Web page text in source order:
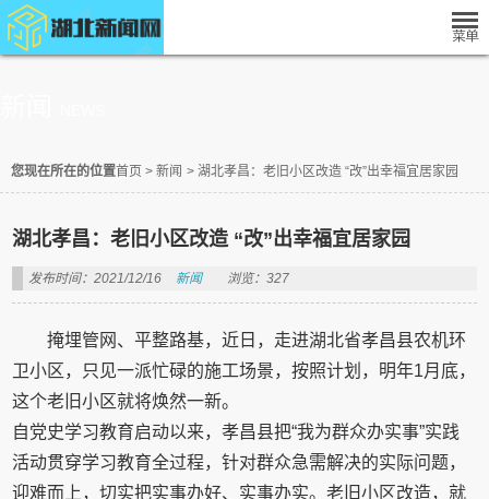
您现在所在的位置首页 > 新闻 > 湖北孝昌：老旧小区改造 “改”出幸福宜居家园
湖北孝昌：老旧小区改造 “改”出幸福宜居家园
发布时间：2021/12/16 新闻 浏览：327
掩埋管网、平整路基，近日，走进湖北省孝昌县农机环
卫小区，只见一派忙碌的施工场景，按照计划，明年1月底，
这个老旧小区就将焕然一新。
自党史学习教育启动以来，孝昌县把“我为群众办实事”实践
活动贯穿学习教育全过程，针对群众急需解决的实际问题，
迎难而上，切实把实事办好、实事办实。老旧小区改造，就